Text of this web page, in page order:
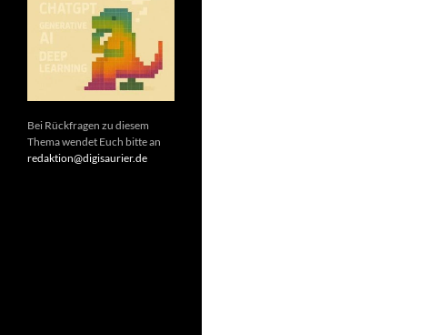
Bei Rückfragen zu diesem
Thema wendet Euch bitte an
redaktion@digisaurier.de